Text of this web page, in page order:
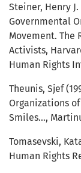
Steiner, Henry
Governmental
Movement. The
Activists,
Human Rights
Theunis, Sjef
Organizations
Smiles…,
Tomasevski,
Human Rights